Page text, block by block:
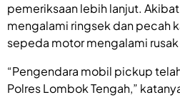
pemeriksaan lebih lanjut.
mengalami ringsek dan pecah
sepeda motor mengalami rusak
“Pengendara mobil pickup
Polres Lombok Tengah,”